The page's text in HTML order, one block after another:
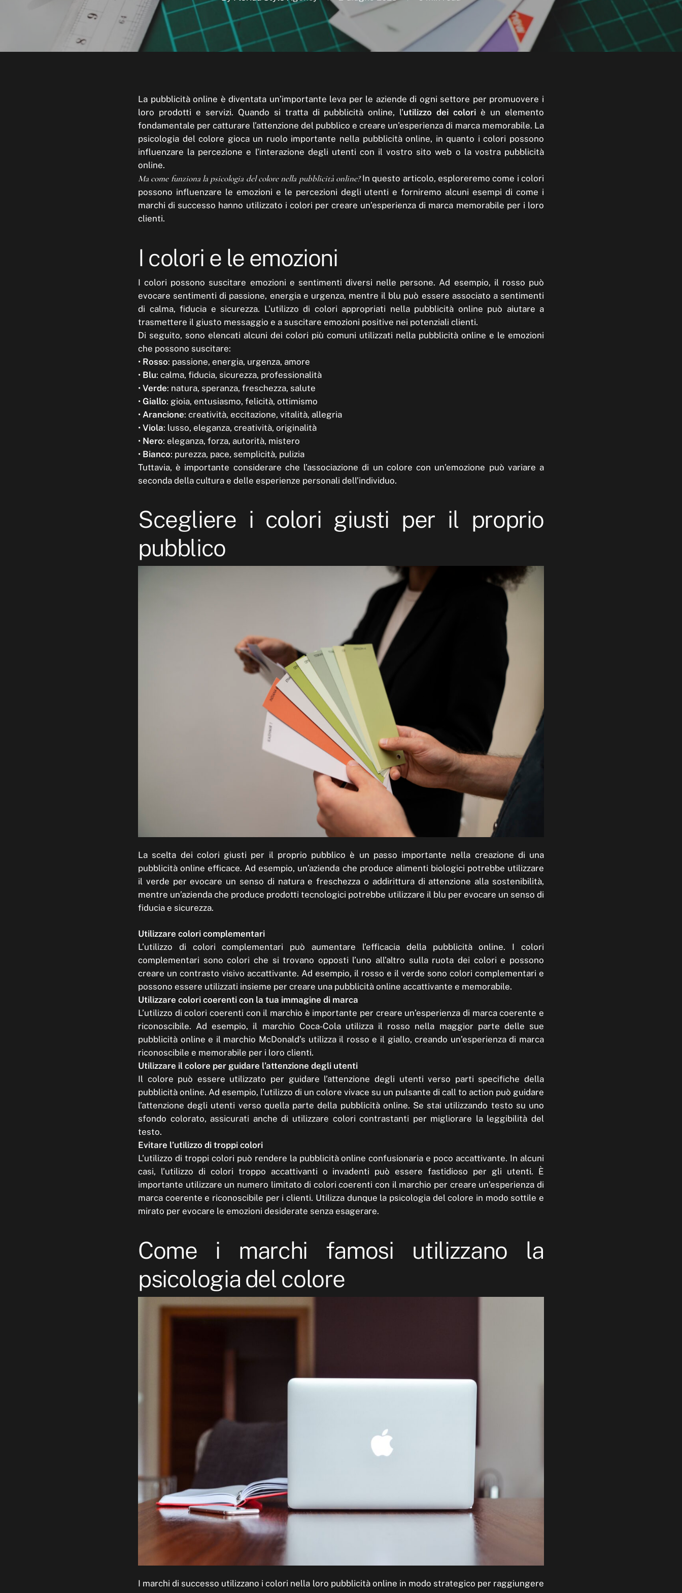
La pubblicità online è diventata un’importante leva per le aziende di ogni settore per promuovere i
loro prodotti e servizi. Quando si tratta di pubblicità online, l’utilizzo dei colori è un elemento
fondamentale per catturare l’attenzione del pubblico e creare un’esperienza di marca memorabile. La
psicologia del colore gioca un ruolo importante nella pubblicità online, in quanto i colori possono
influenzare la percezione e l’interazione degli utenti con il vostro sito web o la vostra pubblicità
online.
Ma come funziona la psicologia del colore nella pubblicità online?In questo articolo, esploreremo come i colori
possono influenzare le emozioni e le percezioni degli utenti e forniremo alcuni esempi di come i
marchi di successo hanno utilizzato i colori per creare un’esperienza di marca memorabile per i loro
clienti.
I colori e le emozioni
I colori possono suscitare emozioni e sentimenti diversi nelle persone. Ad esempio, il rosso può
evocare sentimenti di passione, energia e urgenza, mentre il blu può essere associato a sentimenti
di calma, fiducia e sicurezza. L’utilizzo di colori appropriati nella pubblicità online può aiutare a
trasmettere il giusto messaggio e a suscitare emozioni positive nei potenziali clienti.
Di seguito, sono elencati alcuni dei colori più comuni utilizzati nella pubblicità online e le emozioni
che possono suscitare:
• Rosso: passione, energia, urgenza, amore
• Blu: calma, fiducia, sicurezza, professionalità
• Verde: natura, speranza, freschezza, salute
• Giallo: gioia, entusiasmo, felicità, ottimismo
• Arancione: creatività, eccitazione, vitalità, allegria
• Viola: lusso, eleganza, creatività, originalità
• Nero: eleganza, forza, autorità, mistero
• Bianco: purezza, pace, semplicità, pulizia
Tuttavia, è importante considerare che l’associazione di un colore con un’emozione può variare a
seconda della cultura e delle esperienze personali dell’individuo.
Scegliere i colori giusti per il proprio
pubblico
La scelta dei colori giusti per il proprio pubblico è un passo importante nella creazione di una
pubblicità online efficace. Ad esempio, un’azienda che produce alimenti biologici potrebbe utilizzare
il verde per evocare un senso di natura e freschezza o addirittura di attenzione alla sostenibilità,
mentre un’azienda che produce prodotti tecnologici potrebbe utilizzare il blu per evocare un senso di
fiducia e sicurezza.
Utilizzare colori complementari
L’utilizzo di colori complementari può aumentare l’efficacia della pubblicità online. I colori
complementari sono colori che si trovano opposti l’uno all’altro sulla ruota dei colori e possono
creare un contrasto visivo accattivante. Ad esempio, il rosso e il verde sono colori complementari e
possono essere utilizzati insieme per creare una pubblicità online accattivante e memorabile.
Utilizzare colori coerenti con la tua immagine di marca
L’utilizzo di colori coerenti con il marchio è importante per creare un’esperienza di marca coerente e
riconoscibile. Ad esempio, il marchio Coca-Cola utilizza il rosso nella maggior parte delle sue
pubblicità online e il marchio McDonald’s utilizza il rosso e il giallo, creando un’esperienza di marca
riconoscibile e memorabile per i loro clienti.
Utilizzare il colore per guidare l’attenzione degli utenti
Il colore può essere utilizzato per guidare l’attenzione degli utenti verso parti specifiche della
pubblicità online. Ad esempio, l’utilizzo di un colore vivace su un pulsante di call to action può guidare
l’attenzione degli utenti verso quella parte della pubblicità online. Se stai utilizzando testo su uno
sfondo colorato, assicurati anche di utilizzare colori contrastanti per migliorare la leggibilità del
testo.
Evitare l’utilizzo di troppi colori
L’utilizzo di troppi colori può rendere la pubblicità online confusionaria e poco accattivante. In alcuni
casi, l’utilizzo di colori troppo accattivanti o invadenti può essere fastidioso per gli utenti. È
importante utilizzare un numero limitato di colori coerenti con il marchio per creare un’esperienza di
marca coerente e riconoscibile per i clienti. Utilizza dunque la psicologia del colore in modo sottile e
mirato per evocare le emozioni desiderate senza esagerare.
Come i marchi famosi utilizzano la
psicologia del colore
I marchi di successo utilizzano i colori nella loro pubblicità online in modo strategico per raggiungere